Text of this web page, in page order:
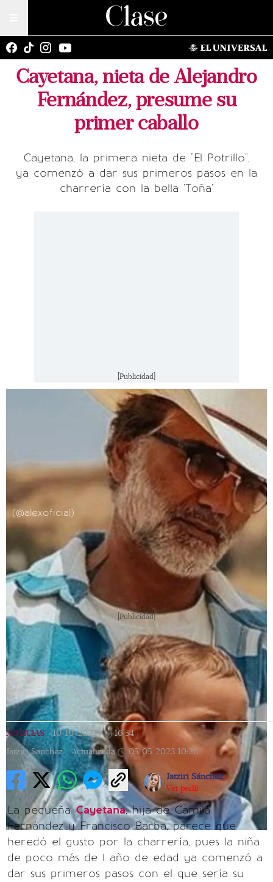
Cayetana, nieta de Alejandro
Fernández, presume su
primer caballo
Cayetana, la primera nieta de "El Potrillo",
ya comenzó a dar sus primeros pasos en la
charrería con la bella 'Toña'
[Publicidad]
(@alexoficial)
[Publicidad]
NOTICIAS | 10/10/2022 | 16:54 |
Jatziri Sanchez |
Actualizada 05/05/2023 10:26
Jatziri Sánchez
Ver perfil
La pequeñaCayetana, hija de Camila
Fernández y Francisco Barba, parece que
heredó el gusto por la charrería, pues la niña
de poco más de 1 año de edad ya comenzó a
dar sus primeros pasos con el que sería su